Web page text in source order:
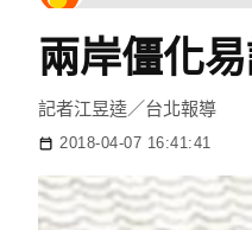
兩岸僵化
記者江昱逵／台北報導
2018-04-07 16:41:41